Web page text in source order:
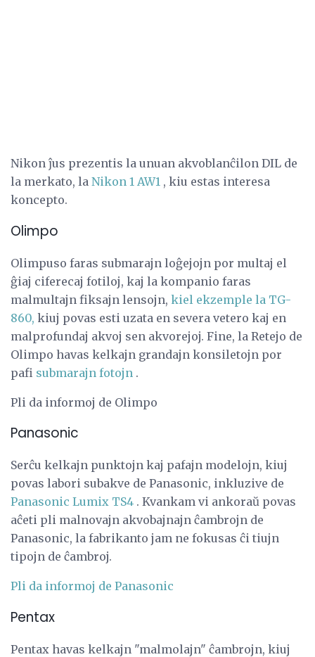
Nikon ĵus prezentis la unuan akvoblanĉilon DIL de
la merkato, la Nikon 1 AW1 , kiu estas interesa
koncepto.
Olimpo
Olimpuso faras submarajn loĝejojn por multaj el
ĝiaj ciferecaj fotiloj, kaj la kompanio faras
malmultajn fiksajn lensojn, kiel ekzemple la TG-
860, kiuj povas esti uzata en severa vetero kaj en
malprofundaj akvoj sen akvorejoj. Fine, la Retejo de
Olimpo havas kelkajn grandajn konsiletojn por
pafi submarajn fotojn .
Pli da informoj de Olimpo
Panasonic
Serĉu kelkajn punktojn kaj pafajn modelojn, kiuj
povas labori subakve de Panasonic, inkluzive de
Panasonic Lumix TS4 . Kvankam vi ankoraŭ povas
aĉeti pli malnovajn akvobajnajn ĉambrojn de
Panasonic, la fabrikanto jam ne fokusas ĉi tiujn
tipojn de ĉambroj.
Pli da informoj de Panasonic
Pentax
Pentax havas kelkajn "malmolajn" ĉambrojn, kiuj